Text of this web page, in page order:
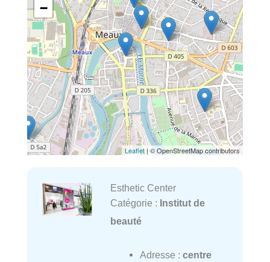
−
Leaflet | © OpenStreetMap contributors
Esthetic Center
Catégorie : Institut de
beauté
Adresse : centre